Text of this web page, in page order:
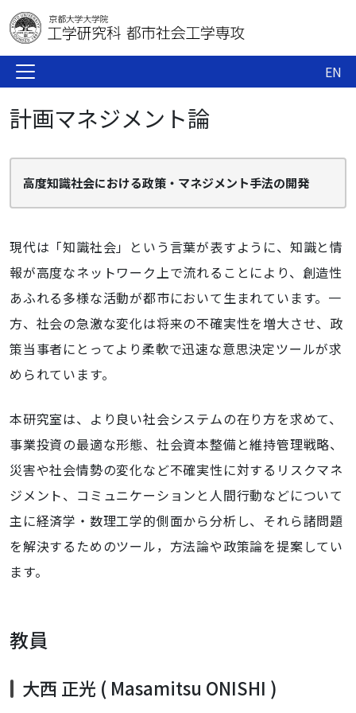
EN
計画マネジメント論
高度知識社会における政策・マネジメント手法の開発
現代は「知識社会」という言葉が表すように、知識と情
報が高度なネットワーク上で流れることにより、創造性
あふれる多様な活動が都市において生まれています。一
方、社会の急激な変化は将来の不確実性を増大させ、政
策当事者にとってより柔軟で迅速な意思決定ツールが求
められています。
本研究室は、より良い社会システムの在り方を求めて、
事業投資の最適な形態、社会資本整備と維持管理戦略、
災害や社会情勢の変化など不確実性に対するリスクマネ
ジメント、コミュニケーションと人間行動などについて
主に経済学・数理工学的側面から分析し、それら諸問題
を解決するためのツール，方法論や政策論を提案してい
ます。
教員
大西 正光 ( Masamitsu ONISHI )